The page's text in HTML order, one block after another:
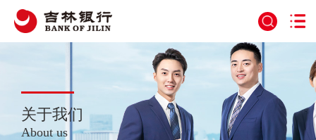
关于我们
About us